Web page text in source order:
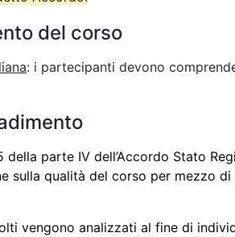
del corso
: i partecipanti devono
parte IV dell’Accordo Stato
sulla qualità del corso per mezzo di
vengono analizzati al fine di